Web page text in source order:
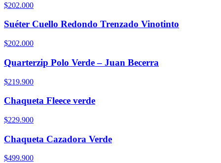
$202.000
Suéter Cuello Redondo Trenzado Vinotinto
$202.000
Quarterzip Polo Verde – Juan Becerra
$219.900
Chaqueta Fleece verde
$229.900
Chaqueta Cazadora Verde
$499.900